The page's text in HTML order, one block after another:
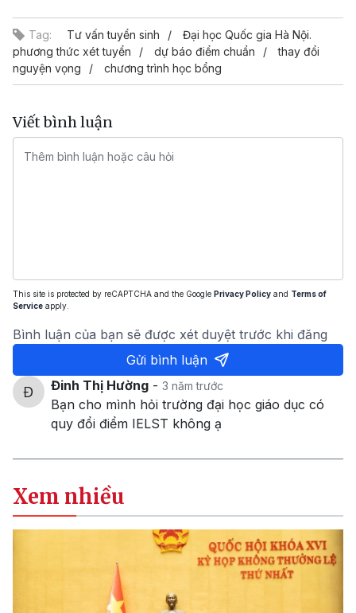
Tag: Tư vấn tuyển sinh
Đại học Quốc gia Hà Nội.
phương thức xét tuyển
dự báo điểm chuẩn
thay đổi
nguyện vọng
chương trình học bổng
Viết bình luận
This site is protected by reCAPTCHA and the Google Privacy Policy and Terms of
Service apply.
Bình luận của bạn sẽ được xét duyệt trước khi đăng
Gửi bình luận
Đinh Thị Hường - 3 năm trước
Bạn cho mình hỏi trường đại học giáo dục có
quy đổi điểm IELST không ạ
Xem nhiều